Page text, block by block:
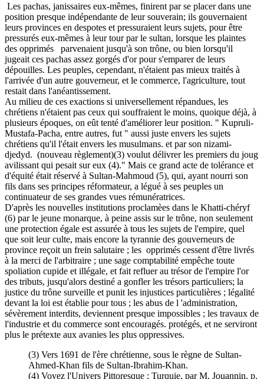
Les pachas, janissaires eux-mêmes, finirent par se placer dans une
position presque indépendante de leur souverain; ils gouvernaient
leurs provinces en despotes et pressuraient leurs sujets, pour être
pressurés eux-mêmes à leur tour par le sultan, lorsque les plaintes
des opprimés parvenaient jusqu'à son trône, ou bien lorsqu'il
jugeait ces pachas assez gorgés d'or pour s'emparer de leurs
dépouilles. Les peuples, cependant, n'étaient pas mieux traités à
l'arrivée d'un autre gouverneur, et le commerce, l'agriculture, tout
restait dans l'anéantissement.
Au milieu de ces exactions si universellement répandues, les
chrétiens n'étaient pas ceux qui souffraient le moins, quoique déjà, à
plusieurs époques, on eût tenté d'améliorer leur position. " Kupruli-
Mustafa-Pacha, entre autres, fut " aussi juste envers les sujets
chrétiens qu'il l'était envers les musulmans. et par son nizami-
djedyd. (nouveau règlement)(3) voulut délivrer les premiers du joug
avilissant qui pesait sur eux (4)." Mais ce grand acte de tolérance et
d'équité était réservé à Sultan-Mahmoud (5), qui, ayant nourri son
fils dans ses principes réformateur, a légué à ses peuples un
continuateur de ses grandes vues rémunératrices.
D'après les nouvelles institutions proclamèes dans le Khatti-chéryf
(6) par le jeune monarque, à peine assis sur le trône, non seulement
une protection égale est assurée à tous les sujets de l'empire, quel
que soit leur culte, mais encore la tyrannie des gouverneurs de
province reçoit un frein salutaire ; les opprimés cessent d'être livrés
à la merci de l'arbitraire ; une sage comptabilité empêche toute
spoliation cupide et illégale, et fait refluer au trésor de l'empire l'or
des tributs, jusqu'alors destiné a gonfler les trésors particuliers; la
justice du trône surveille et punit les injustices particulières ; légalité
devant la loi est établie pour tous ; les abus de l 'administration,
sévèrement interdits, deviennent presque impossibles ; les travaux de
l'industrie et du commerce sont encouragés. protégés, et ne serviront
plus le prétexte aux avanies les plus oppressives.
(3) Vers 1691 de l'ère chrétienne, sous le règne de Sultan-
Ahmed-Khan fils de Sultan-Ibrahim-Khan.
(4) Voyez l'Univers Pittoresque ; Turquie, par M. Jouannin, p.